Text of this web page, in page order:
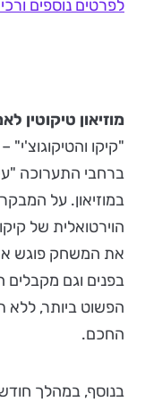
לפרטים נוספים
מוזיאון טיקוטין
"קיקו
במוזיאון. על
הוירטואלית של
את המשחק פוגש
בפנים וגם
החכם.
בנוסף, במהלך